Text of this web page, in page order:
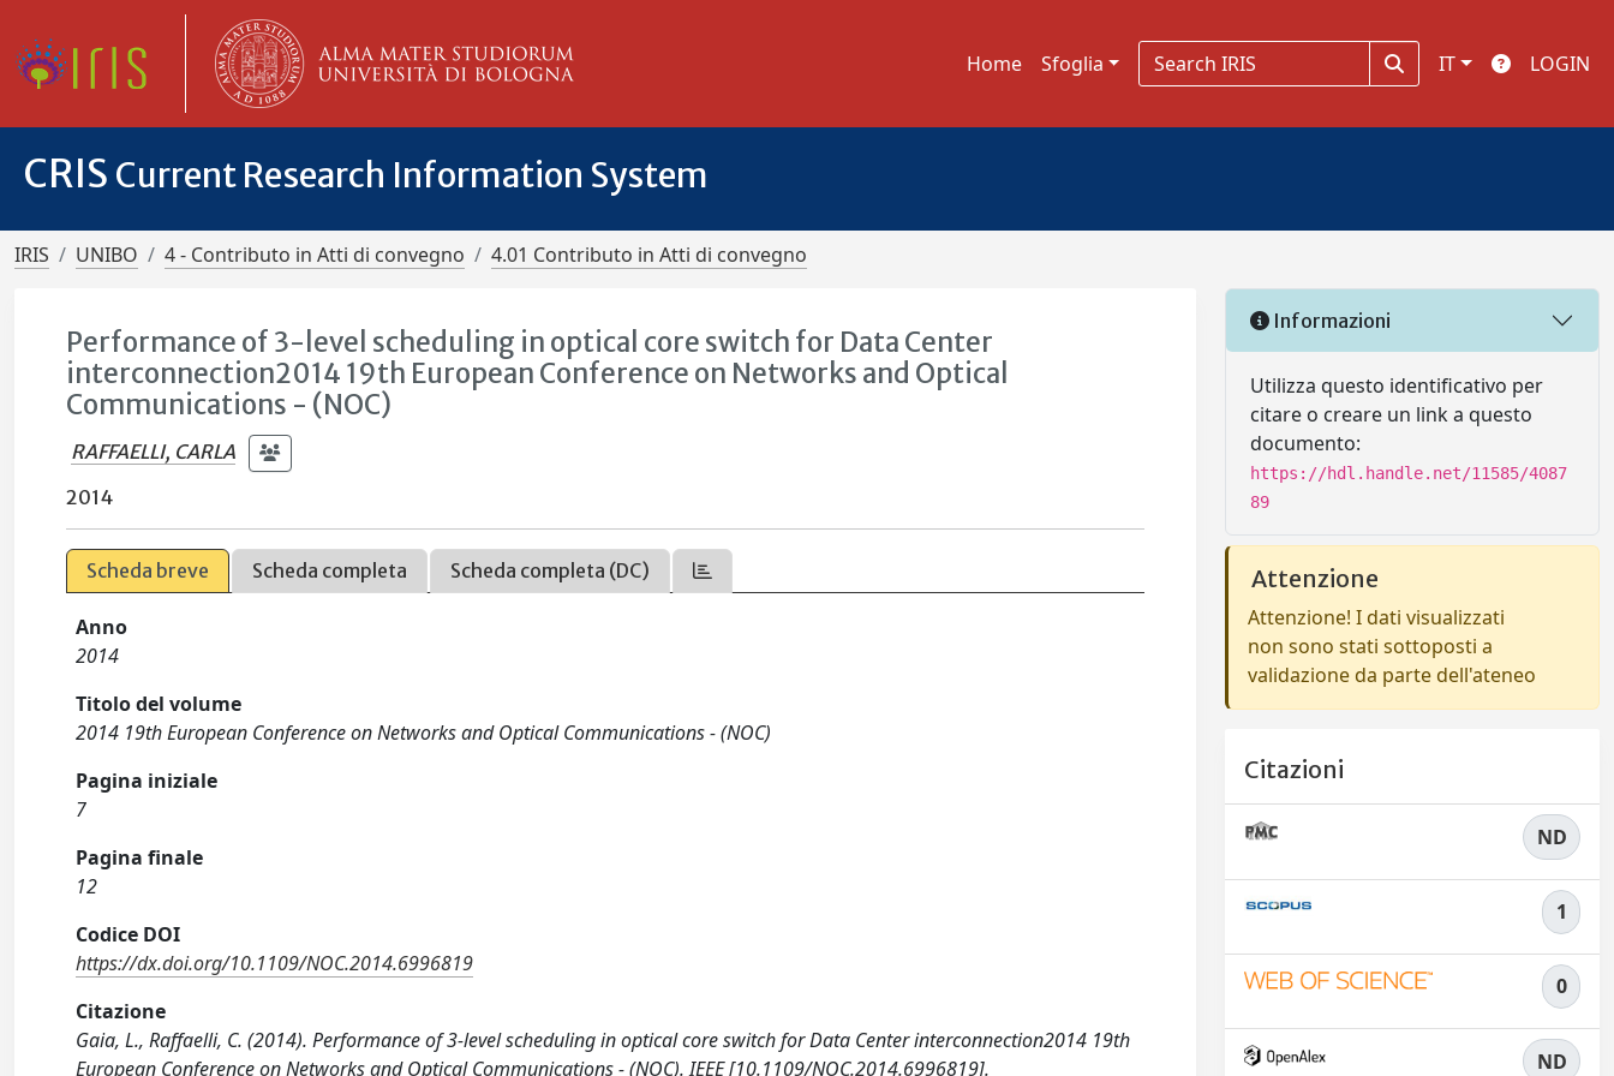
Home Sfoglia IT LOGIN
CRIS Current Research Information System
IRIS UNIBO 4 - Contributo in Atti di convegno 4.01 Contributo in Atti di convegno
Performance of 3-level scheduling in optical core switch for Data Center
interconnection2014 19th European Conference on Networks and Optical
Communications - (NOC)
RAFFAELLI, CARLA
2014
Scheda breve Scheda completa Scheda completa (DC)
Anno
2014
Titolo del volume
2014 19th European Conference on Networks and Optical Communications - (NOC)
Pagina iniziale
7
Pagina finale
12
Codice DOI
https://dx.doi.org/10.1109/NOC.2014.6996819
Citazione
Gaia, L., Raffaelli, C. (2014). Performance of 3-level scheduling in optical core switch for Data Center interconnection2014 19th
European Conference on Networks and Optical Communications - (NOC). IEEE [10.1109/NOC.2014.6996819].
Informazioni
Utilizza questo identificativo per
citare o creare un link a questo
documento:
https://hdl.handle.net/11585/4087
89
Attenzione
Attenzione! I dati visualizzati
non sono stati sottoposti a
validazione da parte dell'ateneo
Citazioni
ND
1
0
ND